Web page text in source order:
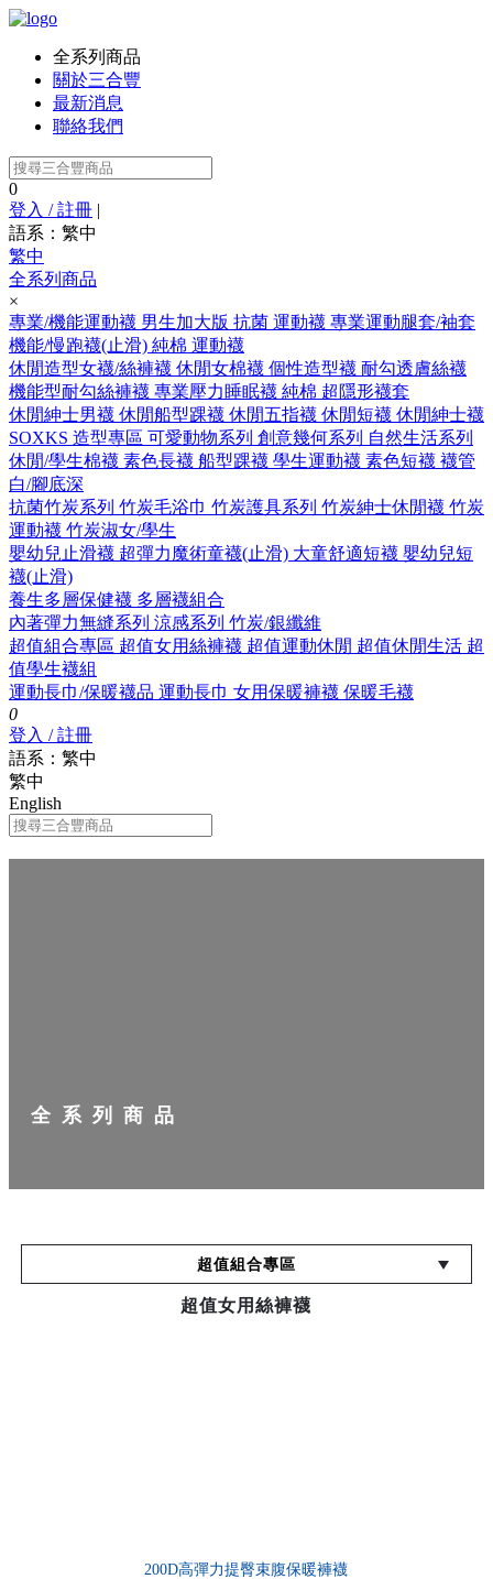
全系列商品
關於三合豐
最新消息
聯絡我們
0
登入 / 註冊 |
語系：繁中
繁中
全系列商品
×
專業/機能運動襪 男生加大版 抗菌 運動襪 專業運動腿套/袖套
機能/慢跑襪(止滑) 純棉 運動襪
休閒造型女襪/絲褲襪 休閒女棉襪 個性造型襪 耐勾透膚絲襪
機能型耐勾絲褲襪 專業壓力睡眠襪 純棉 超隱形襪套
休閒紳士男襪 休閒船型踝襪 休閒五指襪 休閒短襪 休閒紳士襪
SOXKS 造型專區 可愛動物系列 創意幾何系列 自然生活系列
休閒/學生棉襪 素色長襪 船型踝襪 學生運動襪 素色短襪 襪管
白/腳底深
抗菌竹炭系列 竹炭毛浴巾 竹炭護具系列 竹炭紳士休閒襪 竹炭
運動襪 竹炭淑女/學生
嬰幼兒止滑襪 超彈力魔術童襪(止滑) 大童舒適短襪 嬰幼兒短
襪(止滑)
養生多層保健襪 多層襪組合
內著彈力無縫系列 涼感系列 竹炭/銀纖維
超值組合專區 超值女用絲褲襪 超值運動休閒 超值休閒生活 超
值學生襪組
運動長巾/保暖襪品 運動長巾 女用保暖褲襪 保暖毛襪
0
登入 / 註冊
語系：繁中
繁中
English
全系列商品
超值組合專區
超值女用絲褲襪
200D高彈力提臀束腹保暖褲襪